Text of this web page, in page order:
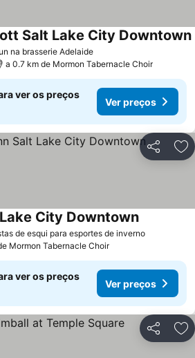
na brasserie Adelaide
Salt Lake City Downtown
a 0.7 km de Mormon Tabernacle Choir
ver os preços
Ver preços
Partilhar
de esqui para esportes de inverno
City Downtown
Mormon Tabernacle Choir
ver os preços
Ver preços
Partilhar